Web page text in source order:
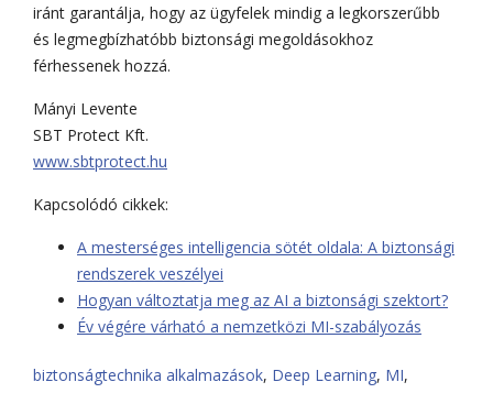
iránt garantálja, hogy az ügyfelek mindig a legkorszerűbb
és legmegbízhatóbb biztonsági megoldásokhoz
férhessenek hozzá.
Mányi Levente
SBT Protect Kft.
www.sbtprotect.hu
Kapcsolódó cikkek:
A mesterséges intelligencia sötét oldala: A biztonsági
rendszerek veszélyei
Hogyan változtatja meg az AI a biztonsági szektort?
Év végére várható a nemzetközi MI-szabályozás
biztonságtechnika alkalmazások, Deep Learning, MI,